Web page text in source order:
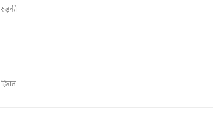
रुड़की
हिरात